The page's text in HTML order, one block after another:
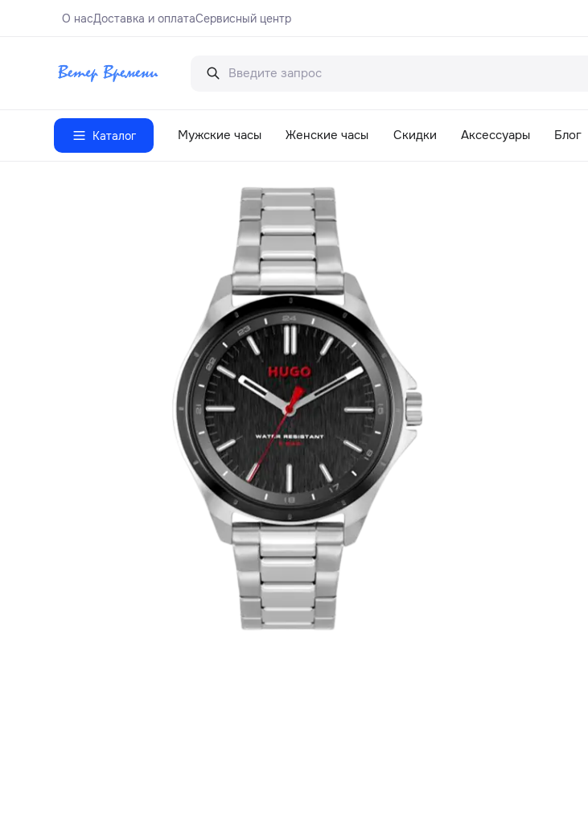
О насДоставка и оплатаСервисный центр
Каталог Мужские часы Женские часы Скидки Аксессуары Блог